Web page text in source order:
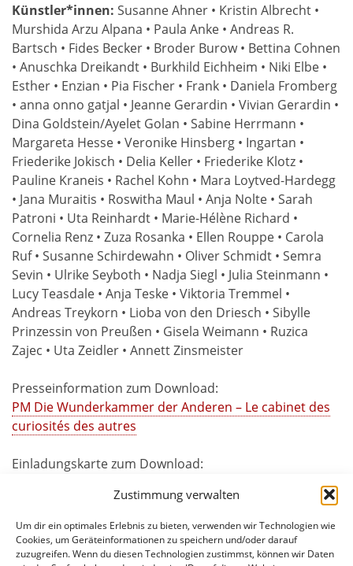
Zustimmung verwalten
Um dir ein optimales Erlebnis zu bieten, verwenden wir Technologien wie
Cookies, um Geräteinformationen zu speichern und/oder darauf
zuzugreifen. Wenn du diesen Technologien zustimmst, können wir Daten
Künstler*innen: Susanne Ahner • Kristin Albrecht •
Murshida Arzu Alpana • Paula Anke • Andreas R.
Bartsch • Fides Becker • Broder Burow • Bettina Cohnen
• Anuschka Dreikandt • Burkhild Eichheim • Niki Elbe •
Esther • Enzian • Pia Fischer • Frank • Daniela Fromberg
• anna onno gatjal • Jeanne Gerardin • Vivian Gerardin •
Dina Goldstein/Ayelet Golan • Sabine Herrmann •
Margareta Hesse • Veronike Hinsberg • Ingartan •
Friederike Jokisch • Delia Keller • Friederike Klotz •
Pauline Kraneis • Rachel Kohn • Mara Loytved-Hardegg
• Jana Muraitis • Roswitha Maul • Anja Nolte • Sarah
Patroni • Uta Reinhardt • Marie-Hélène Richard •
Cornelia Renz • Zuza Rosanka • Ellen Rouppe • Carola
Ruf • Susanne Schirdewahn • Oliver Schmidt • Semra
Sevin • Ulrike Seyboth • Nadja Siegl • Julia Steinmann •
Lucy Teasdale • Anja Teske • Viktoria Tremmel •
Andreas Treykorn • Lioba von den Driesch • Sibylle
Prinzessin von Preußen • Gisela Weimann • Ruzica
Zajec • Uta Zeidler • Annett Zinsmeister
Presseinformation zum Download:
PM Die Wunderkammer der Anderen – Le cabinet des
curiosités des autres
Einladungskarte zum Download:
EK Die Wunderkammer der Anderen – Le cabinet des
curiosités des autres